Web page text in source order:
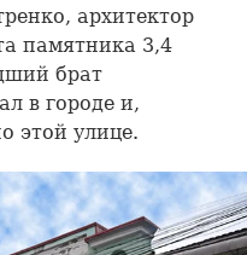
архитектор
памятника 3,4
брат
в городе и,
этой улице.